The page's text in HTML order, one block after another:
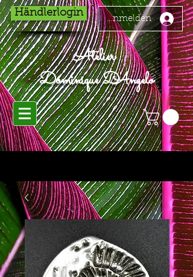
Händlerlogin
Anmelden
Atelier
Dominique D'Angelo